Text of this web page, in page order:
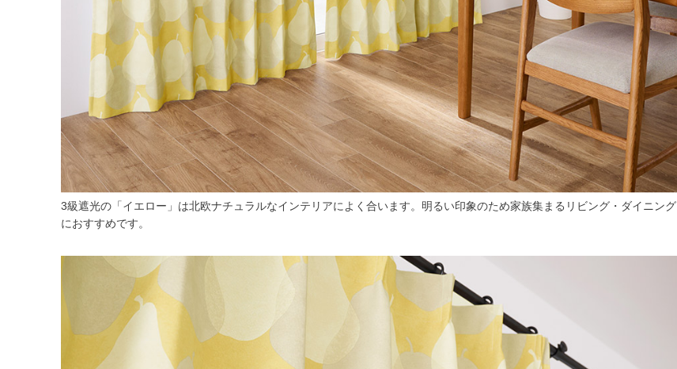
3級遮光の「イエロー」は北欧ナチュラルなインテリアによく合います。明るい印象のため家族集まるリビング・ダイニング
におすすめです。